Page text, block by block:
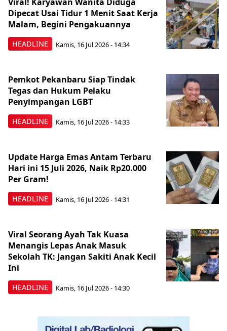
HEADLINE
Dipecat Usai Tidur 1 Menit Saat Kerja
Malam, Begini Pengakuannya
Kamis, 16 Jul 2026 - 14:34
HEADLINE
Pemkot Pekanbaru Siap Tindak
Tegas dan Hukum Pelaku
Penyimpangan LGBT
Kamis, 16 Jul 2026 - 14:33
HEADLINE
Update Harga Emas Antam Terbaru
Hari ini 15 Juli 2026, Naik Rp20.000
Per Gram!
Kamis, 16 Jul 2026 - 14:31
HEADLINE
Viral Seorang Ayah Tak Kuasa
Menangis Lepas Anak Masuk
Sekolah TK: Jangan Sakiti Anak Kecil
Ini
Kamis, 16 Jul 2026 - 14:30